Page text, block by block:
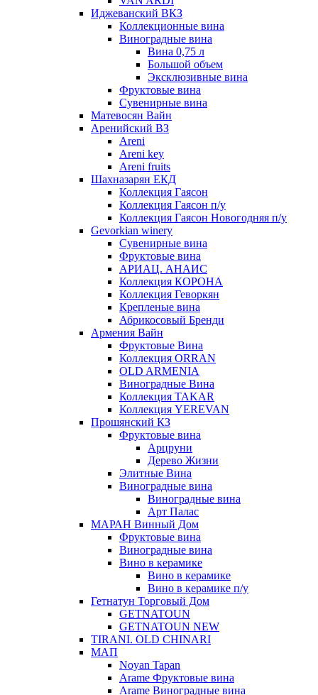
Иджеванский ВКЗ
Коллекционные вина
Виноградные вина
Вина 0,75 л
Большой объем
Эксклюзивные вина
Фруктовые вина
Cувенирные вина
Матевосян Вайн
Аренийский ВЗ
Areni
Areni key
Areni fruits
Шахназарян ЕКД
Коллекция Гаясон
Коллекция Гаясон п/у
Коллекция Гаясон Новогодняя п/у
Gevorkian winery
Сувенирные вина
Фруктовые вина
АРИАЦ. АНАИС
Коллекция КОРОНА
Коллекция Геворкян
Крепленые вина
Абрикосовый Бренди
Армения Вайн
Фруктовые Вина
Коллекция ORRAN
OLD ARMENIA
Виноградные Вина
Коллекция TAKAR
Коллекция YEREVAN
Прошянский КЗ
Фруктовые вина
Арцруни
Дерево Жизни
Элитные Вина
Виноградные вина
Виноградные вина
Арт Палас
МАРАН Винный Дом
Фруктовые вина
Виноградные вина
Вино в керамике
Вино в керамике
Вино в керамике п/у
Гетнатун Торговый Дом
GETNATOUN
GETNATOUN NEW
TIRANI. OLD CHINARI
МАП
Noyan Tapan
Arame Фруктовые вина
Arame Виноградные вина